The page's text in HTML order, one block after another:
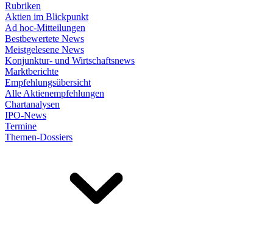
Rubriken
Aktien im Blickpunkt
Ad hoc-Mitteilungen
Bestbewertete News
Meistgelesene News
Konjunktur- und Wirtschaftsnews
Marktberichte
Empfehlungsübersicht
Alle Aktienempfehlungen
Chartanalysen
IPO-News
Termine
Themen-Dossiers